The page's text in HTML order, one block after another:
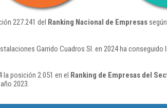
227.241 del Ranking Nacional de Empresas
Garrido Cuadros Sl. en 2024 ha conseguido
la posición 2.051 en el Ranking de Empresas del
2023.